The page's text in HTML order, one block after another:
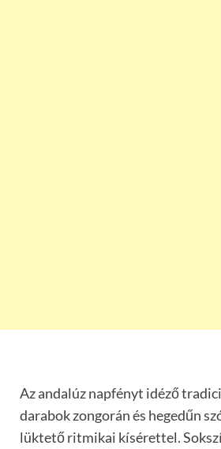
Az andalúz napfényt idéző
darabok zongorán és hegedűn
lüktető ritmikai kísérettel.